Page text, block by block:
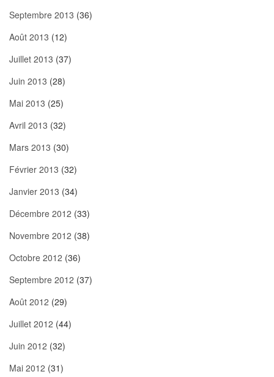
Septembre 2013 (36)
Août 2013 (12)
Juillet 2013 (37)
Juin 2013 (28)
Mai 2013 (25)
Avril 2013 (32)
Mars 2013 (30)
Février 2013 (32)
Janvier 2013 (34)
Décembre 2012 (33)
Novembre 2012 (38)
Octobre 2012 (36)
Septembre 2012 (37)
Août 2012 (29)
Juillet 2012 (44)
Juin 2012 (32)
Mai 2012 (31)